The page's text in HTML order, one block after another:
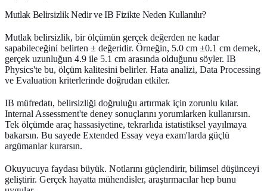
Mutlak Belirsizlik Nedir ve IB Fizikte Neden Kullanılır?
Mutlak belirsizlik, bir ölçümün gerçek değerden ne kadar
sapabileceğini belirten ± değeridir. Örneğin, 5.0 cm ±0.1 cm demek,
gerçek uzunluğun 4.9 ile 5.1 cm arasında olduğunu söyler. IB
Physics'te bu, ölçüm kalitesini belirler. Hata analizi, Data Processing
ve Evaluation kriterlerinde doğrudan etkiler.
IB müfredatı, belirsizliği doğruluğu artırmak için zorunlu kılar.
Internal Assessment'te deney sonuçlarını yorumlarken kullanırsın.
Tek ölçümde araç hassasiyetine, tekrarlıda istatistiksel yayılmaya
bakarsın. Bu sayede Extended Essay veya exam'larda güçlü
argümanlar kurarsın.
Okuyucuya faydası büyük. Notlarını güçlendirir, bilimsel düşünceyi
geliştirir. Gerçek hayatta mühendisler, araştırmacılar hep bunu